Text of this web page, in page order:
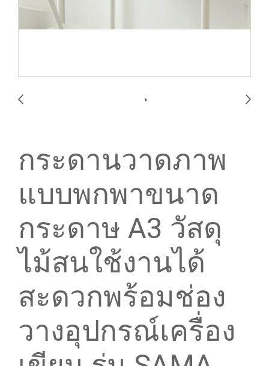
กระดานวาดภาพ
แบบพกพาขนาด
กระดาษ A3 วัสดุ
ไม้สนใช้งานได้
สะดวกพร้อมช่อง
วางอุปกรณ์เครื่อง